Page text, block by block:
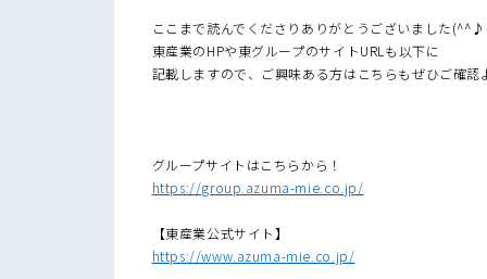
ここまで読んでくださりありがとうございました(^^♪
東産業のHPや東グループのサイトURLも以下に
記載しますので、ご興味ある方はこちらもぜひご確認
グループサイトはこちらから！
https://group.azuma-mie.co.jp/
【東産業公式サイト】
https://www.azuma-mie.co.jp/